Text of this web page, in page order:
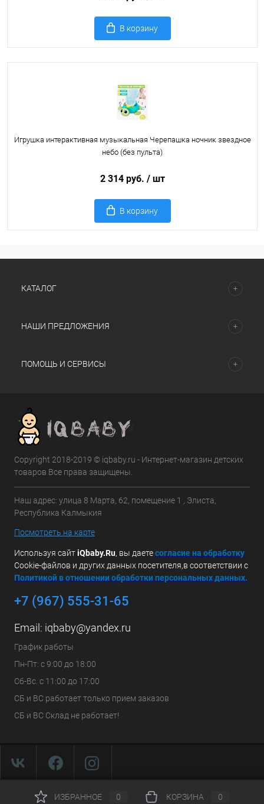
В корзину
Игрушка интерактивная музыкальная Черепашка ночник звездное
небо (без пульта)
2 314 руб. / шт
В корзину
КАТАЛОГ
НАШИ ПРЕДЛОЖЕНИЯ
ПОМОЩЬ И СЕРВИСЫ
Copyright 2018-2019 © iqbaby.ru - Интернет-магазин детских
товаров Все права защищены.
Наш адрес: улица 8 Марта, 62, помещение 1 , Элиста,
Республика Калмыкия
Посмотреть на карте
Используя сайтiQbaby.Ru, вы даетесогласие на обработку
Cookie-файлов и других данных посетителя,в соответствии с
Политикой в отношении обработки персональных данных.
+7 (967) 555-31-65
Email: iqbaby@yandex.ru
График работы
Пн-Пт: с 9:00 до 18:00
Сб-Вс. с 11:00 до 17:00
СБ и ВС работает только прием заказов
СБ и ВС Склад не работает!
ИЗБРАННОЕ 0 КОРЗИНА 0